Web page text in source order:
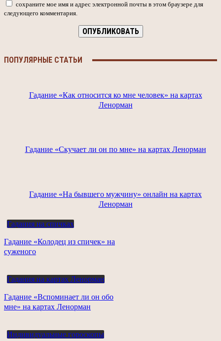
сохраните мое имя и адрес электронной почты в этом браузере для
следующего комментария.
ПОПУЛЯРНЫЕ СТАТЬИ
Гадание «Как относится ко мне человек» на картах
Ленорман
Гадание «Скучает ли он по мне» на картах Ленорман
Гадание «На бывшего мужчину» онлайн на картах
Ленорман
Гадания на спичках
Гадание «Колодец из спичек» на
суженого
Гадания на картах Ленорман
Гадание «Вспоминает ли он обо
мне» на картах Ленорман
Индивидуальные гороскопы